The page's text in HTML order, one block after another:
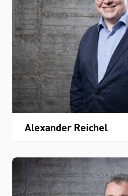
Alexander Reichel